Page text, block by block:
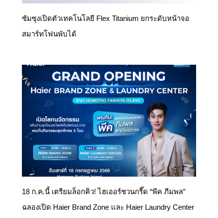
ซัมซุงเปิดตัวเทคโนโลยี Flex Titanium ยกระดับหน้าจอ
สมาร์ทโฟนพับได้
18 ก.ค.นี้ เตรียมล็อกคิว! ไฮเออร์ชวนกรี๊ด “พีค ภีมพล”
ฉลองเปิด Haier Brand Zone และ Haier Laundry Center